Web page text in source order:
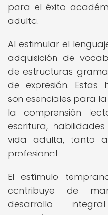
para el éxito
adulta.
Al estimular el
adquisición de
de estructuras
de expresión. Estas
son esenciales para
la comprensión
escritura,
vida adulta, tanto
profesional.
El estímulo
contribuye de
desarrollo